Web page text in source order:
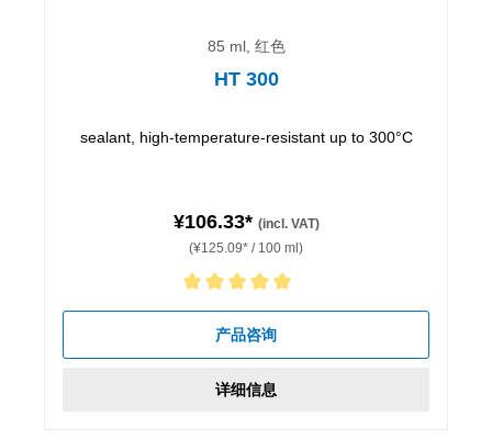
85 ml, 红色
HT 300
sealant, high-temperature-resistant up to 300°C
¥106.33* (incl. VAT)
(¥125.09* / 100 ml)
Average rating of 5 out of 5 stars
产品咨询
详细信息